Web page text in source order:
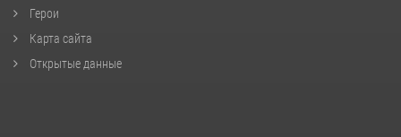
Герои
Карта сайта
Открытые данные